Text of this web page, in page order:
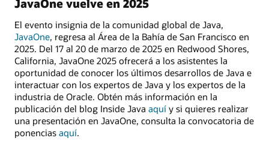
JavaOne vuelve en 2025
El evento insignia de la comunidad global de Java,
JavaOne, regresa al Área de la Bahía de San Francisco en
2025. Del 17 al 20 de marzo de 2025 en Redwood Shores,
California, JavaOne 2025 ofrecerá a los asistentes la
oportunidad de conocer los últimos desarrollos de Java e
interactuar con los expertos de Java y los expertos de la
industria de Oracle. Obtén más información en la
publicación del blog Inside Java aquí y si quieres realizar
una presentación en JavaOne, consulta la convocatoria de
ponencias aquí.